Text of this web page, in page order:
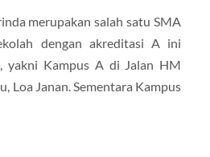
merupakan salah satu SMA
dengan akreditasi A ini
yakni Kampus A di Jalan HM
Loa Janan. Sementara Kampus